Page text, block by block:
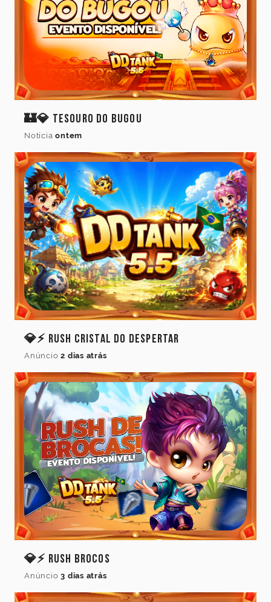
Idioma
do jogo
Idioma
Cancelar Atualizar
🏰💎 Tesouro do Bugou
Notícia ontem
💎⚡ Rush Cristal do Despertar
Anúncio 2 dias atrás
💎⚡ Rush Brocos
Anúncio 3 dias atrás